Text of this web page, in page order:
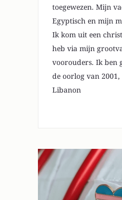
toegewezen. Mijn
Egyptisch en mijn
Ik kom uit een
heb via mijn
voorouders. Ik ben
de oorlog van
Libanon